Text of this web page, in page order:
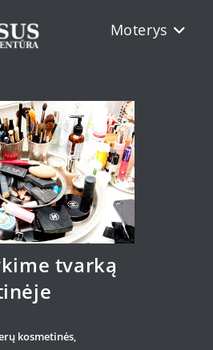
Moterys
tvarką
kosmetinės,